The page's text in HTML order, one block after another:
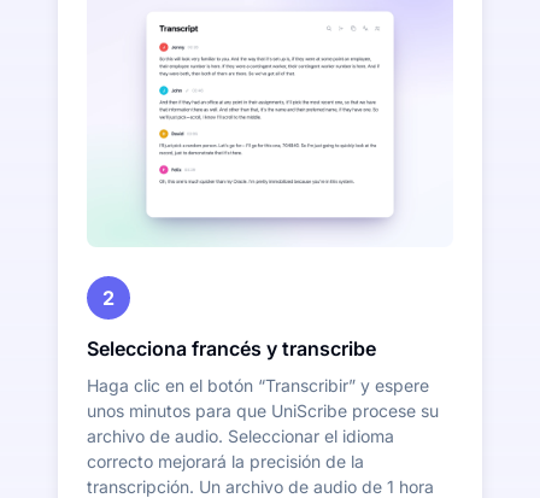
2
Selecciona francés y transcribe
Haga clic en el botón “Transcribir” y espere
unos minutos para que UniScribe procese su
archivo de audio. Seleccionar el idioma
correcto mejorará la precisión de la
transcripción. Un archivo de audio de 1 hora